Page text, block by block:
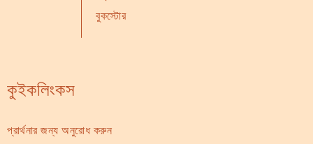
বুকস্টোর
কুইকলিংকস
প্রার্থনার জন্য অনুরোধ করুন